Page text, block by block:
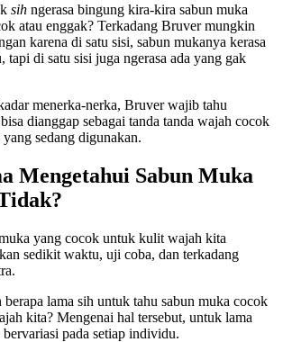
sih ngerasa bingung kira-kira sabun muka
atau enggak? Terkadang Bruver mungkin
karena di satu sisi, sabun mukanya kerasa
tapi di satu sisi juga ngerasa ada yang gak
menerka-nerka, Bruver wajib tahu
dianggap sebagai tanda tanda wajah cocok
sedang digunakan.
Mengetahui Sabun Muka
yang cocok untuk kulit wajah kita
sedikit waktu, uji coba, dan terkadang
lama sih untuk tahu sabun muka cocok
kita? Mengenai hal tersebut, untuk lama
pada setiap individu.